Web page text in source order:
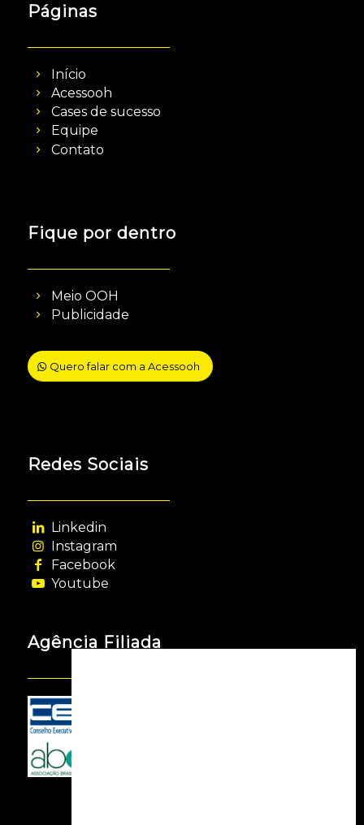
Páginas
Início
Acessooh
Cases de sucesso
Equipe
Contato
Fique por dentro
Meio OOH
Publicidade
Quero falar com a Acessooh
Redes Sociais
Linkedin
Instagram
Facebook
Youtube
Agência Filiada